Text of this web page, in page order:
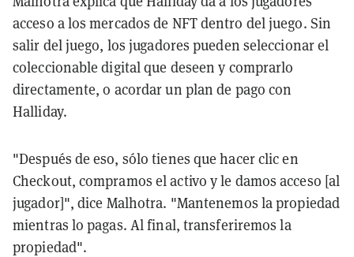
acceso a los mercados de NFT dentro del juego. Sin
salir del juego, los jugadores pueden seleccionar el
coleccionable digital que deseen y comprarlo
directamente, o acordar un plan de pago con
Halliday.
"Después de eso, sólo tienes que hacer clic en
Checkout, compramos el activo y le damos acceso [al
jugador]", dice Malhotra. "Mantenemos la propiedad
mientras lo pagas. Al final, transferiremos la
propiedad".